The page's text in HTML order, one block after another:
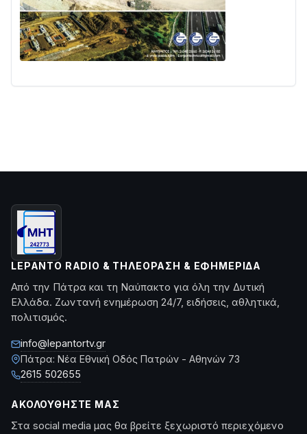
LEPANTO RADIO & ΤΗΛΕΌΡΑΣΗ & ΕΦΗΜΕΡΊΔΑ
Από την Πάτρα και τη Ναύπακτο για όλη την Δυτική
Ελλάδα. Ζωντανή ενημέρωση 24/7, ειδήσεις, αθλητικά,
πολιτισμός.
info@lepantortv.gr
Πάτρα: Νέα Εθνική Οδός Πατρών - Αθηνών 73
2615 502655
ΑΚΟΛΟΥΘΉΣΤΕ ΜΑΣ
Στα social media μας θα βρείτε ξεχωριστό περιεχόμενο